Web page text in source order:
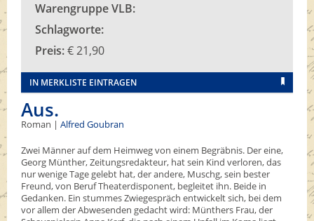
Warengruppe VLB:
Schlagworte:
Preis:€ 21,90
IN MERKLISTE EINTRAGEN
Aus.
Roman | Alfred Goubran
Zwei Männer auf dem Heimweg von einem Begräbnis. Der eine,
Georg Münther, Zeitungsredakteur, hat sein Kind verloren, das
nur wenige Tage gelebt hat, der andere, Muschg, sein bester
Freund, von Beruf Theaterdisponent, begleitet ihn. Beide in
Gedanken. Ein stummes Zwiegespräch entwickelt sich, bei dem
vor allem der Abwesenden gedacht wird: Münthers Frau, der